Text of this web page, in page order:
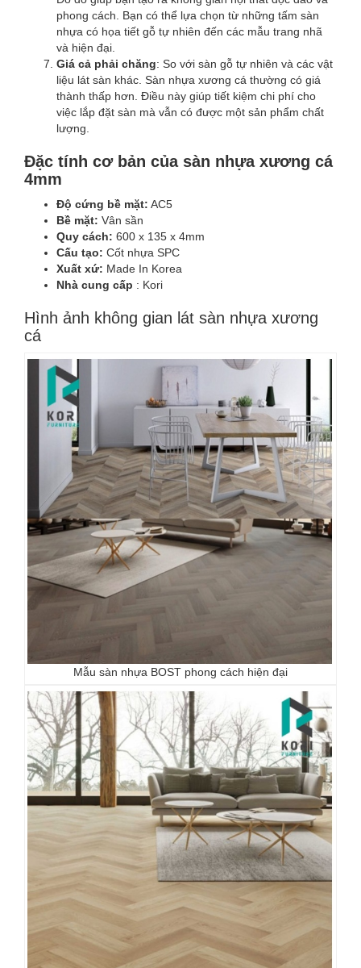
phong cách. Bạn có thể lựa chọn từ những tấm sàn
nhựa có họa tiết gỗ tự nhiên đến các mẫu trang nhã
và hiện đại.
Giá cả phải chăng: So với sàn gỗ tự nhiên và các vật
liệu lát sàn khác. Sàn nhựa xương cá thường có giá
thành thấp hơn. Điều này giúp tiết kiệm chi phí cho
việc lắp đặt sàn mà vẫn có được một sản phẩm chất
lượng.
Đặc tính cơ bản của sàn nhựa xương cá
4mm
Độ cứng bề mặt: AC5
Bề mặt: Vân sần
Quy cách: 600 x 135 x 4mm
Cấu tạo: Cốt nhựa SPC
Xuất xứ: Made In Korea
Nhà cung cấp : Kori
Hình ảnh không gian lát sàn nhựa xương
cá
Mẫu sàn nhựa BOST phong cách hiện đại